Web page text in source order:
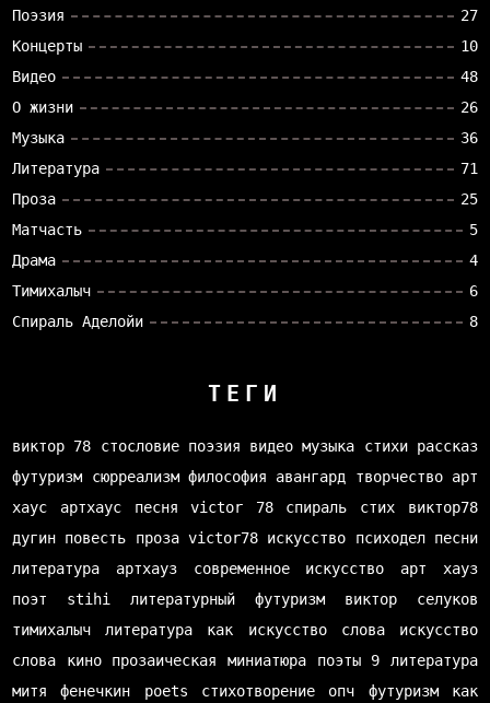
Поэзия
27
Концерты
10
Видео
48
О жизни
26
Музыка
36
Литература
71
Проза
25
Матчасть
5
Драма
4
Тимихалыч
6
Спираль Аделойи
8
ТЕГИ
виктор 78 стословие поэзия видео музыка стихи рассказ
футуризм
сюрреализм философия авангард творчество арт
хаус
артхаус песня victor 78 спираль стих
виктор78
дугин повесть проза victor78 искусство психодел песни
литература
артхауз современное искусство
арт хауз
поэт
stihi литературный футуризм
виктор селуков
тимихалыч
литература как искусство слова
искусство
слова
кино прозаическая миниатюра поэты
9 литература
митя фенечкин
poets стихотворение опч футуризм как